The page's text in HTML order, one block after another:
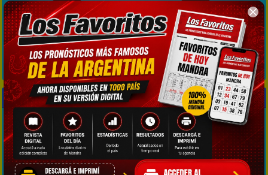
6. ----
7. ---- 17. ----
8. ---- 18. ----
9. ---- 19. ----
10. ---- 20. ----
Matutina
---- 11. ----
---- 12. ----
3. ---- 13. ----
4. ---- ----